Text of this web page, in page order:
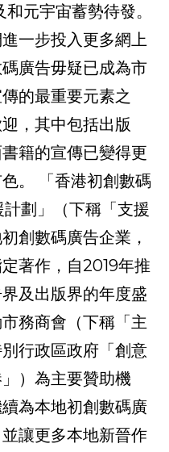
元宇宙蓄勢待發。
一步投入更多網上
廣告毋疑已成為市
的最重要元素之
，其中包括出版
籍的宣傳已變得更
。 「香港初創數碼
劃」（下稱「支援
創數碼廣告企業，
著作，自2019年推
及出版界的年度盛
務商會（下稱「主
行政區政府「創意
）為主要贊助機
為本地初創數碼廣
讓更多本地新晉作